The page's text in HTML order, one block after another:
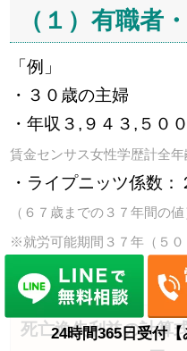
24時間365日受付【
（１）有職者
「例」
・３０歳の主婦
・年収３,９４３,５０
賃金センサス女性学歴計全年
・ライプニッツ係数：
（６７歳までの３７年間の値
※就労可能期間３７年（５０
・生活費控除率：３０
死亡逸失利益の計算